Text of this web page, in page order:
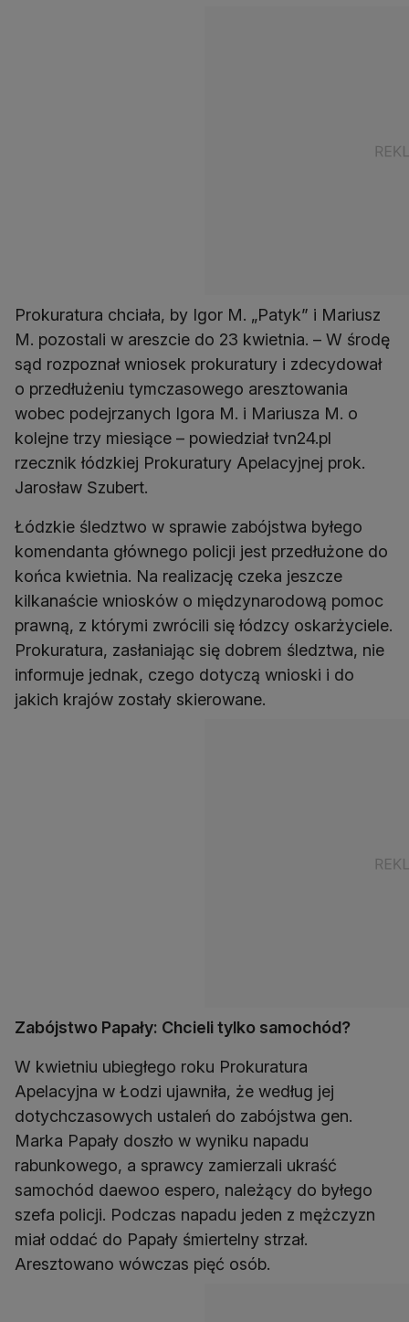
Prokuratura chciała, by Igor M. „Patyk” i Mariusz
M. pozostali w areszcie do 23 kwietnia. – W środę
sąd rozpoznał wniosek prokuratury i zdecydował
o przedłużeniu tymczasowego aresztowania
wobec podejrzanych Igora M. i Mariusza M. o
kolejne trzy miesiące – powiedział tvn24.pl
rzecznik łódzkiej Prokuratury Apelacyjnej prok.
Jarosław Szubert.
Łódzkie śledztwo w sprawie zabójstwa byłego
komendanta głównego policji jest przedłużone do
końca kwietnia. Na realizację czeka jeszcze
kilkanaście wniosków o międzynarodową pomoc
prawną, z którymi zwrócili się łódzcy oskarżyciele.
Prokuratura, zasłaniając się dobrem śledztwa, nie
informuje jednak, czego dotyczą wnioski i do
jakich krajów zostały skierowane.
Zabójstwo Papały: Chcieli tylko samochód?
W kwietniu ubiegłego roku Prokuratura
Apelacyjna w Łodzi ujawniła, że według jej
dotychczasowych ustaleń do zabójstwa gen.
Marka Papały doszło w wyniku napadu
rabunkowego, a sprawcy zamierzali ukraść
samochód daewoo espero, należący do byłego
szefa policji. Podczas napadu jeden z mężczyzn
miał oddać do Papały śmiertelny strzał.
Aresztowano wówczas pięć osób.